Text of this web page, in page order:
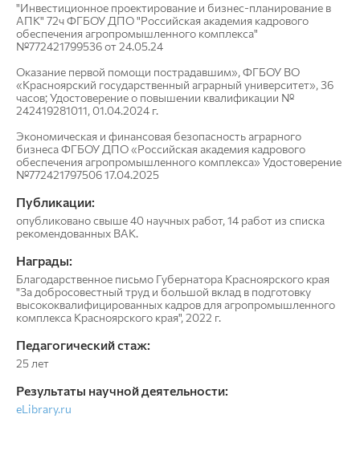
"Инвестиционное проектирование и бизнес-планирование в
АПК" 72ч ФГБОУ ДПО "Российская академия кадрового
обеспечения агропромышленного комплекса"
№772421799536 от 24.05.24
Оказание первой помощи пострадавшим», ФГБОУ ВО
«Красноярский государственный аграрный университет», 36
часов; Удостоверение о повышении квалификации №
242419281011, 01.04.2024 г.
Экономическая и финансовая безопасность аграрного
бизнеса ФГБОУ ДПО «Российская академия кадрового
обеспечения агропромышленного комплекса» Удостоверение
№772421797506 17.04.2025
Публикации:
опубликовано свыше 40 научных работ, 14 работ из списка
рекомендованных ВАК.
Награды:
Благодарственное письмо Губернатора Красноярского края
"За добросовестный труд и большой вклад в подготовку
высококвалифицированных кадров для агропромышленного
комплекса Красноярского края", 2022 г.
Педагогический стаж:
25 лет
Результаты научной деятельности:
eLibrary.ru